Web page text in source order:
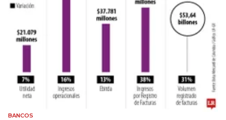
BANCOS